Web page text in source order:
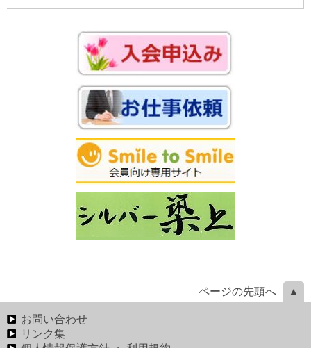
ページの先頭へ
お問い合わせ
リンク集